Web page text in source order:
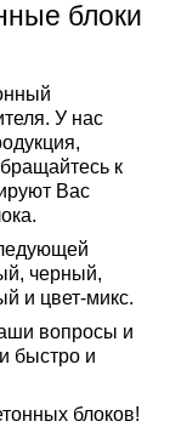
блоки
У нас
к
Вас
черный,
и цвет-микс.
вопросы и
быстро и
блоков!